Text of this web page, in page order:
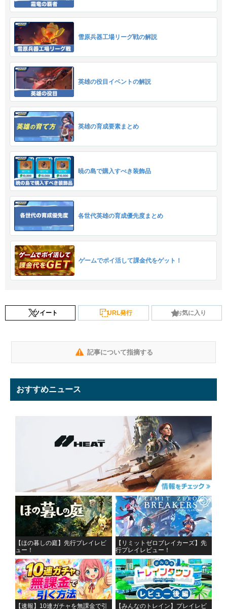
雪原兵器工場リーグ戦の解説
英雄の役目イベントの解説
英雄の育成要素まとめ
暁の島で購入すべき装飾品
各世代英雄の育成優先度まとめ
ゲームでポイ活して課金代をゲット！
ツイート URL発行 お気に入り
記事について指摘する
おすすめニュース
【ほの暮しの庭】先行プレイレビ
ュー！
【リミットゼロブレイカーズ】先
行プレイレビュー！
【速報】10連ガチャを無課金で引 【みんなのトレイン】プレイレビ